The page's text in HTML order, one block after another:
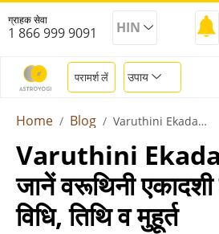
ग्राहक सेवा
1 866 999 9091 HIN
परामर्श लें उपाय
Home Blog Varuthini Ekadashi
Varuthini
जानें वरूथिनी
विधि, तिथि व मुहूर्त